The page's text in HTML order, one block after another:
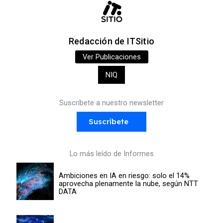
Redacción de ITSitio
Ver Publicaciones
NIQ
Suscríbete a nuestro newsletter
Suscríbete
Lo más leído de Informes
Ambiciones en IA en riesgo: solo el 14%
aprovecha plenamente la nube, según NTT
DATA